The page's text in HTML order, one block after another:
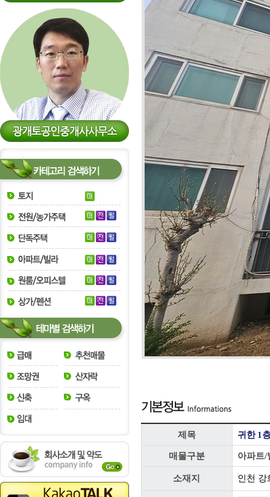
제목 귀한 1
매물구분 아파트/
소재지 인천 강